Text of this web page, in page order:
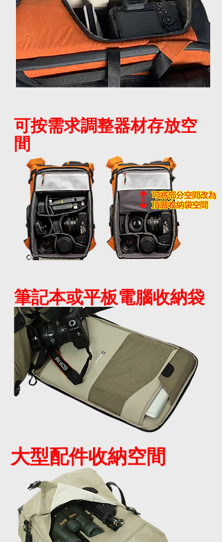
可按需求調整器材存放空
間
筆記本或平板電腦收納袋
大型配件收納空間